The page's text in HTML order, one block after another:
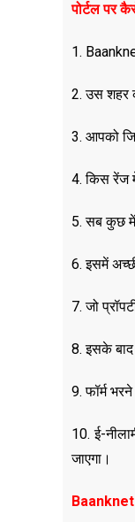
पोर्टल पर
1.
2. उस शहर
3. आपको
4. किस रेंज
5. सब कुछ
6. इसमें
7. जो
8. इसके बाद
9. फॉर्म
10. ई-
जाएगा।
Baanknet